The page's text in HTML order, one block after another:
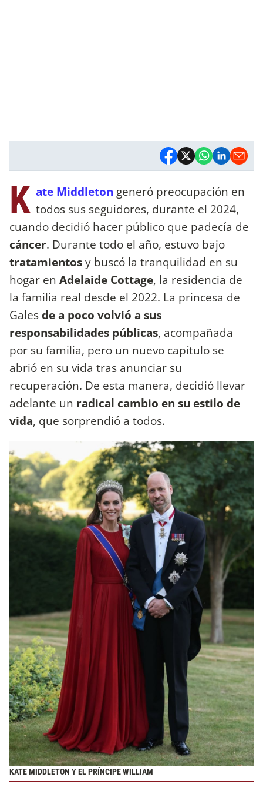
K ate Middleton generó preocupación en
todos sus seguidores, durante el 2024,
cuando decidió hacer público que padecía de
cáncer. Durante todo el año, estuvo bajo
tratamientosy buscó la tranquilidad en su
hogar en Adelaide Cottage, la residencia de
la familia real desde el 2022. La princesa de
Galesde a poco volvió a sus
responsabilidades públicas, acompañada
por su familia, pero un nuevo capítulo se
abrió en su vida tras anunciar su
recuperación. De esta manera, decidió llevar
adelante un radical cambio en su estilo de
vida, que sorprendió a todos.
KATE MIDDLETON Y EL PRÍNCIPE WILLIAM